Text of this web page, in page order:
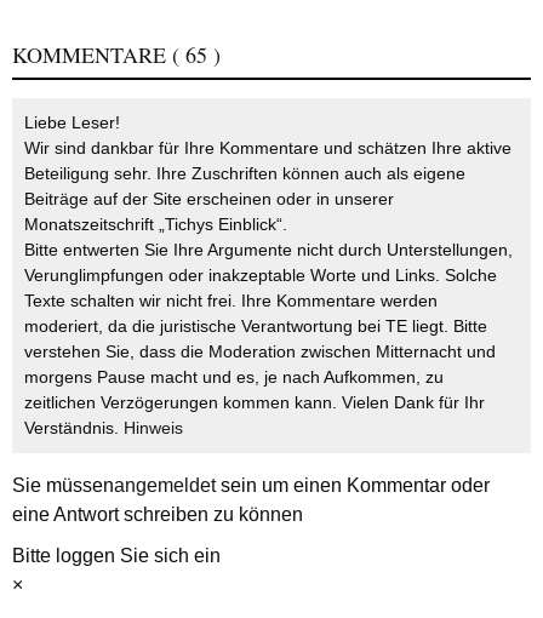
KOMMENTARE ( 65 )
Liebe Leser!
Wir sind dankbar für Ihre Kommentare und schätzen Ihre aktive
Beteiligung sehr. Ihre Zuschriften können auch als eigene
Beiträge auf der Site erscheinen oder in unserer
Monatszeitschrift „Tichys Einblick“.
Bitte entwerten Sie Ihre Argumente nicht durch Unterstellungen,
Verunglimpfungen oder inakzeptable Worte und Links. Solche
Texte schalten wir nicht frei. Ihre Kommentare werden
moderiert, da die juristische Verantwortung bei TE liegt. Bitte
verstehen Sie, dass die Moderation zwischen Mitternacht und
morgens Pause macht und es, je nach Aufkommen, zu
zeitlichen Verzögerungen kommen kann. Vielen Dank für Ihr
Verständnis. Hinweis
Sie müssenangemeldetsein um einen Kommentar oder
eine Antwort schreiben zu können
Bitte loggen Sie sich ein
×